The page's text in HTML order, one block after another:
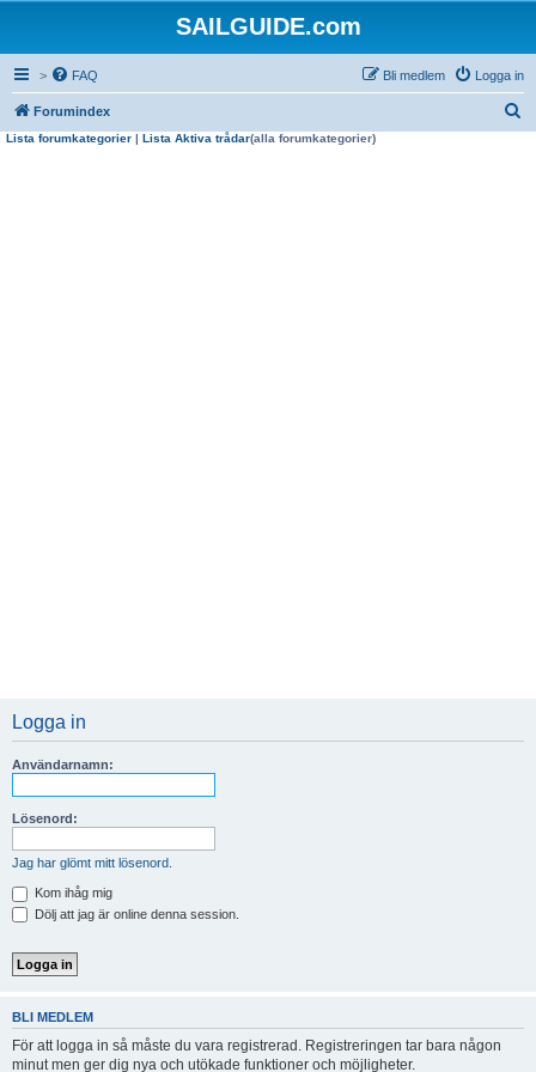
SAILGUIDE.com
> FAQ Logga in
Bli medlem
Forumindex
Lista forumkategorier | Lista Aktiva trådar(alla forumkategorier)
Logga in
Användarnamn:
Lösenord:
Jag har glömt mitt lösenord.
Kom ihåg mig
Dölj att jag är online denna session.
BLI MEDLEM
För att logga in så måste du vara registrerad. Registreringen tar bara någon
minut men ger dig nya och utökade funktioner och möjligheter.